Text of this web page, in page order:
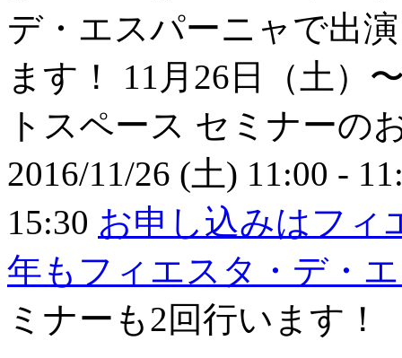
デ・エスパーニャで出
ます！ 11月26日（土）
トスペース セミナーの
2016/11/26 (土) 11:00 -
15:30 お申し込みはフ
年も フィエスタ・デ・
ミナーも2回行います！